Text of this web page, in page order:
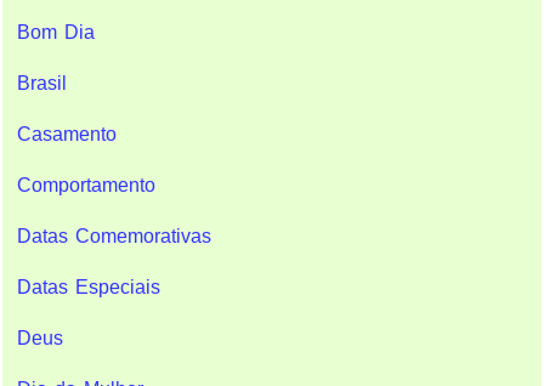
Bom Dia
Brasil
Casamento
Comportamento
Datas Comemorativas
Datas Especiais
Deus